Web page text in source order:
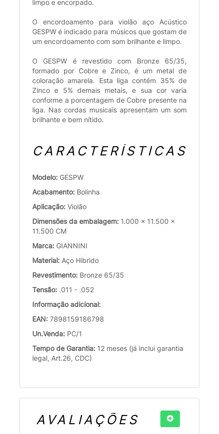
limpo e encorpado.
O encordoamento para violão aço Acústico
GESPW é indicado para músicos que gostam de
um encordoamento com som brilhante e limpo.
O GESPW é revestido com Bronze 65/35,
formado por Cobre e Zinco, é um metal de
coloração amarela. Esta liga contém 35% de
Zinco e 5% demais metais, e sua cor varia
conforme a porcentagem de Cobre presente na
liga. Nas cordas musicais apresentam um som
brilhante e bem nítido.
CARACTERÍSTICAS
Modelo: GESPW
Acabamento: Bolinha
Aplicação: Violão
Dimensões da embalagem: 1.000 x 11.500 x
11.500 CM
Marca: GIANNINI
Material: Aço Hibrido
Revestimento: Bronze 65/35
Tensão: .011 - .052
Informação adicional:
EAN: 7898159186798
Un.Venda: PC/1
Tempo de Garantia: 12 meses (já inclui garantia
legal, Art.26, CDC)
AVALIAÇÕES